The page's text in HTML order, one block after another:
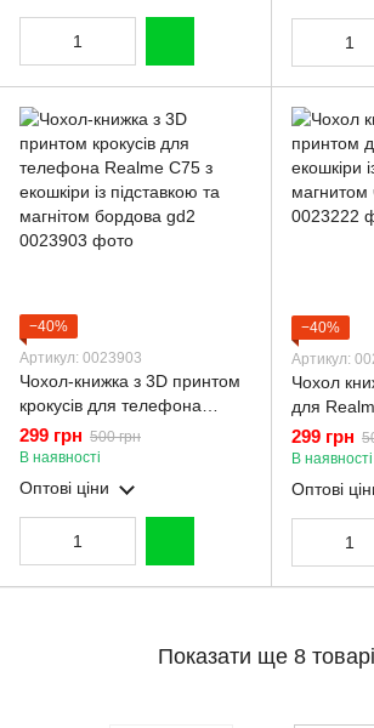
−40%
Артикул: 0023903
Чохол-книжка з 3D принтом
крокусів для телефона
Realme C75 з екошкіри із
підставкою та магнітом
бордова gd2
299 грн 500 грн
В наявності
Оптові ціни
−40%
Артикул:
Чохол
для
чорна gd2
299 грн
В наявності
Оптові
Показати ще 8